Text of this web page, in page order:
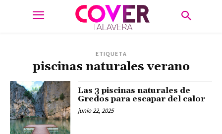
ETIQUETA
piscinas naturales verano
Las 3 piscinas naturales de
Gredos para escapar del calor
junio 22, 2025